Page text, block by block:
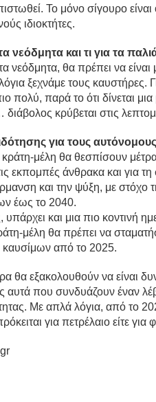
Το μόνο σίγουρο
ιδιοκτήτες.
νεόδμητα και τι για τα
νεόδμητα, θα πρέπει να
ξεχνάμε τους καυστήρες.
πολύ, παρά το ότι δίνεται
κρύβεται στις
για τους
κράτη-μέλη θα θεσπίσουν
εκπομπές άνθρακα και για
και την ψύξη, με
έως το 2040.
και μια πιο κοντινή
μέλη θα πρέπει να
καυσίμων από το 2025.
θα εξακολουθούν να είναι
που συνδυάζουν έναν
Με απλά λόγια, από το
για πετρέλαιο είτε